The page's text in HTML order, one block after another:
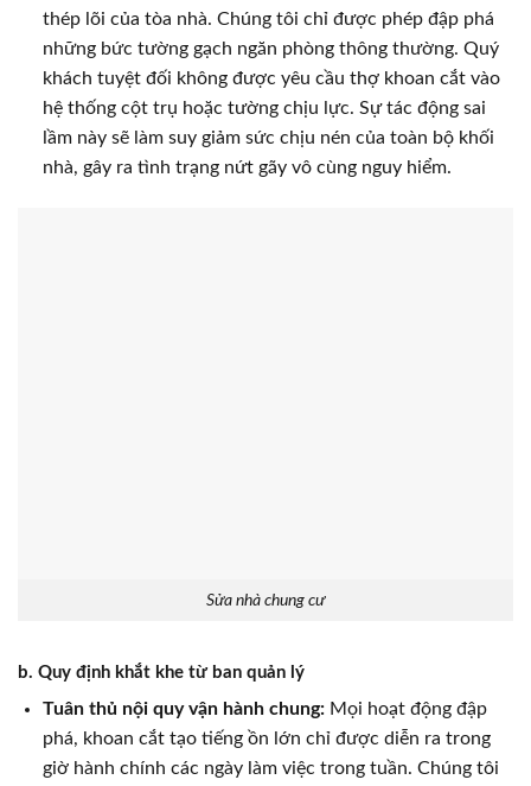
thép lõi của tòa nhà. Chúng tôi chỉ được phép đập phá
những bức tường gạch ngăn phòng thông thường. Quý
khách tuyệt đối không được yêu cầu thợ khoan cắt vào
hệ thống cột trụ hoặc tường chịu lực. Sự tác động sai
lầm này sẽ làm suy giảm sức chịu nén của toàn bộ khối
nhà, gây ra tình trạng nứt gãy vô cùng nguy hiểm.
Sửa nhà chung cư
b. Quy định khắt khe từ ban quản lý
Tuân thủ nội quy vận hành chung:Mọi hoạt động đập
phá, khoan cắt tạo tiếng ồn lớn chỉ được diễn ra trong
giờ hành chính các ngày làm việc trong tuần. Chúng tôi